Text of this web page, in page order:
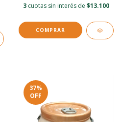
3 cuotas sin interés de $13.100
37%
OFF